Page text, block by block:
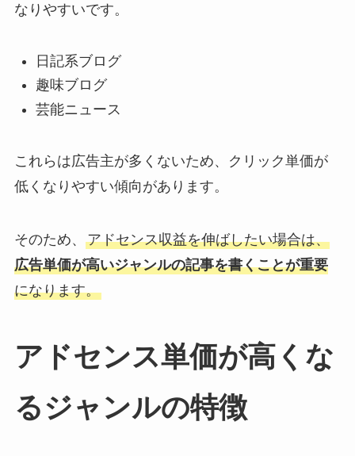
なりやすいです。
日記系ブログ
趣味ブログ
芸能ニュース
これらは広告主が多くないため、クリック単価が
低くなりやすい傾向があります。
そのため、 アドセンス収益を伸ばしたい場合は、
広告単価が高いジャンルの記事を書くことが重要
になります。
アドセンス単価が高くな
るジャンルの特徴